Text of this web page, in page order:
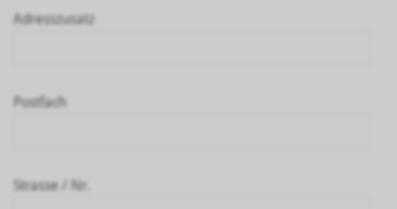
Adresszusatz
Postfach
Strasse / Nr.